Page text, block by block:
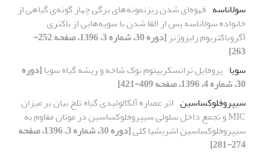
سولاناسه قهوه‌ای شدن ریزنمونه‌های برگی چهار گونه‌ی گیاهی از
خانواده سولاناسه پس از القا شدن با سویه‌هایی از باکتری
آگروباکتریوم رایزوژنز
[دوره 30، شماره 3، 1396، صفحه 252-
263]
سویا پروفایل ترانسکریپتوم نوک شاخه و ریشه گیاه سویا[دوره
30، شماره 4، 1396، صفحه 409-421]
سیپروفلوکساسین اثر عصاره آلکالوئیدی گیاه تلخ بیان بر میزان
MIC و تجمع داخل سلولی سیپروفلوکساسین در موتان مقاوم به
سیپروفلوکساسین اشریشیا کلی
[دوره 30، شماره 3، 1396، صفحه
274-281]